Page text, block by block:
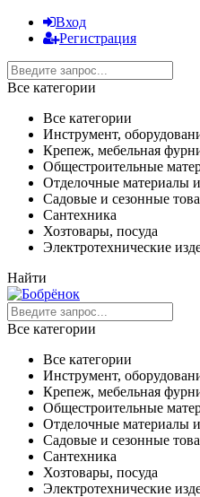
Вход
Регистрация
Все категории
Все категории
Инструмент,
Крепеж, мебельная
Общестроительные
Отделочные материалы
Садовые и сезонные
Сантехника
Хозтовары, посуда
Электротехнические
Найти
Все категории
Все категории
Инструмент,
Крепеж, мебельная
Общестроительные
Отделочные материалы
Садовые и сезонные
Сантехника
Хозтовары, посуда
Электротехнические